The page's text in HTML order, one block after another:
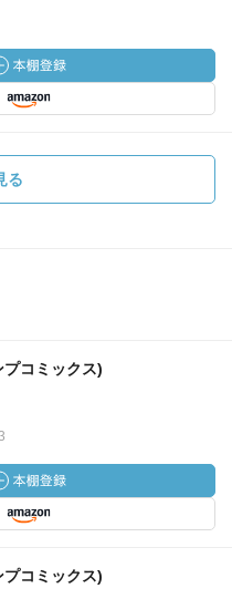
る
コミックス)
コミックス)